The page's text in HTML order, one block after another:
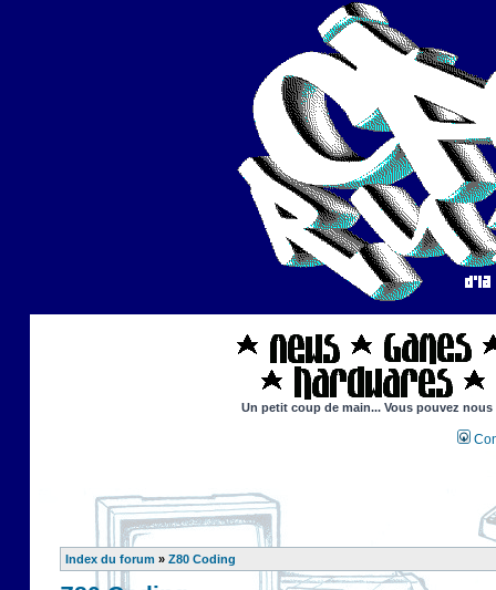
Un petit coup de main... Vous pouvez
Index du forum » Z80 Coding